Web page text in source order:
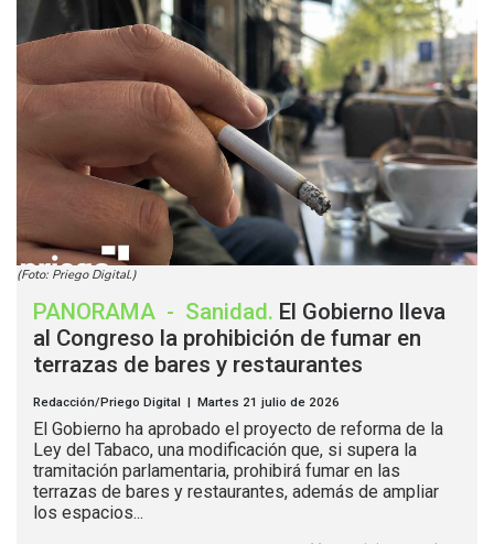
(Foto: Priego Digital.)
PANORAMA - Sanidad. El Gobierno lleva
al Congreso la prohibición de fumar en
terrazas de bares y restaurantes
Redacción/Priego Digital | Martes 21 julio de 2026
El Gobierno ha aprobado el proyecto de reforma de la
Ley del Tabaco, una modificación que, si supera la
tramitación parlamentaria, prohibirá fumar en las
terrazas de bares y restaurantes, además de ampliar
los espacios...